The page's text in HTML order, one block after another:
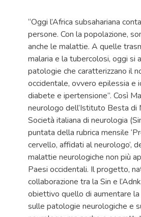
“Oggi l’Africa subsahariana
persone. Con la popolazione,
anche le malattie. A quelle
malaria e la tubercolosi, oggi si
patologie che caratterizzano il
occidentale, ovvero epilessia e
diabete e ipertensione”. Così
neurologo dell’Istituto Besta di
Società italiana di neurologia
puntata della rubrica mensile
cervello, affidati al neurologo’,
malattie neurologiche non più
Paesi occidentali. Il progetto,
collaborazione tra la Sin e
obiettivo quello di aumentare la
sulle patologie neurologiche e